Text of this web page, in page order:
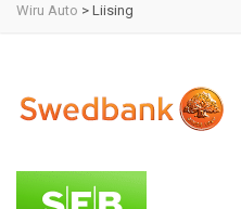
Wiru Auto > Liising